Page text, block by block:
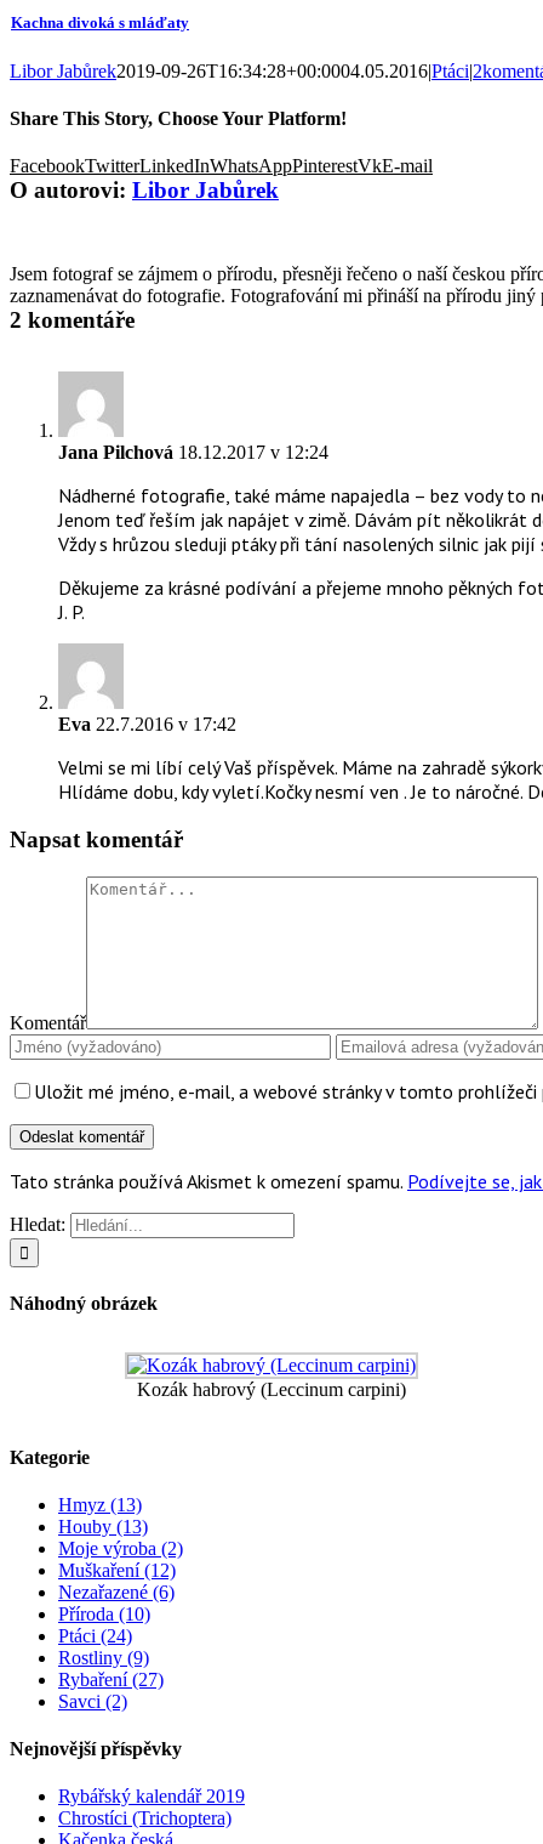
Kachna divoká s mláďaty
Libor Jabůrek2019-09-26T16:34:28+00:0004.05.2016|Ptáci|
Share This Story, Choose Your Platform!
FacebookTwitterLinkedInWhatsAppPinterestVkE-mail
O autorovi: Libor Jabůrek
Jsem fotograf se zájmem o přírodu, přesněji řečeno o naší českou
zaznamenávat do fotografie. Fotografování mi přináší na přírodu
2 komentáře
Jana Pilchová 18.12.2017 v 12:24
Nádherné fotografie, také máme napajedla – bez vody to
Jenom teď řeším jak napájet v zimě. Dávám pít několikrát
Vždy s hrůzou sleduji ptáky při tání nasolených silnic jak
Děkujeme za krásné podívání a přejeme mnoho pěkných
J. P.
Eva 22.7.2016 v 17:42
Velmi se mi líbí celý Vaš příspěvek. Máme na zahradě
Hlídáme dobu, kdy vyletí.Kočky nesmí ven . Je to náročné.
Napsat komentář
Komentář
Uložit mé jméno, e-mail, a webové stránky v tomto prohlížeči
Tato stránka používá Akismet k omezení spamu. Podívejte se,
Hledat:
Náhodný obrázek
Kozák habrový (Leccinum carpini)
Kategorie
Hmyz (13)
Houby (13)
Moje výroba (2)
Muškaření (12)
Nezařazené (6)
Příroda (10)
Ptáci (24)
Rostliny (9)
Rybaření (27)
Savci (2)
Nejnovější příspěvky
Rybářský kalendář 2019
Chrostíci (Trichoptera)